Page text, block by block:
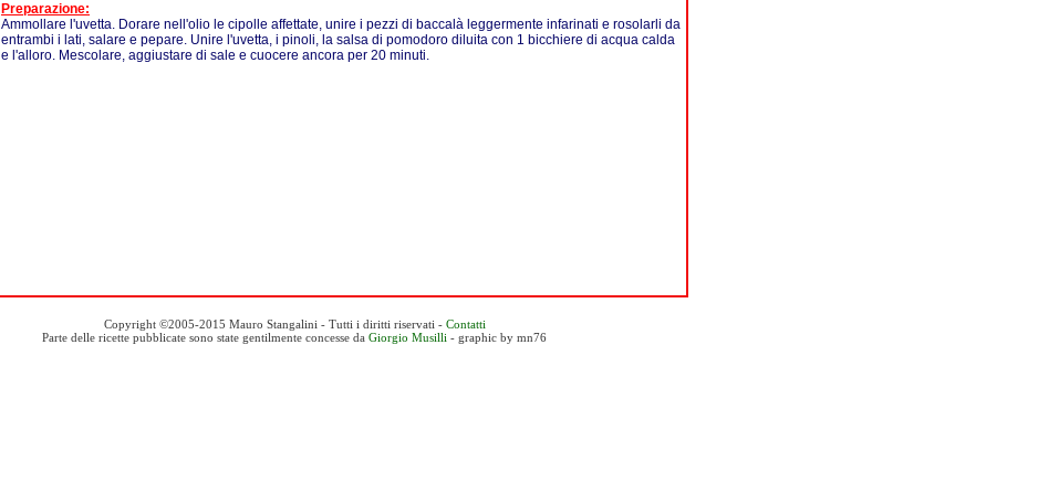
Preparazione:
Ammollare l'uvetta. Dorare nell'olio le cipolle affettate, unire i pezzi di baccalà leggermente infarinati e rosolarli da
entrambi i lati, salare e pepare. Unire l'uvetta, i pinoli, la salsa di pomodoro diluita con 1 bicchiere di acqua calda
e l'alloro. Mescolare, aggiustare di sale e cuocere ancora per 20 minuti.
Copyright ©2005-2015 Mauro Stangalini - Tutti i diritti riservati - Contatti
Parte delle ricette pubblicate sono state gentilmente concesse da Giorgio Musilli - graphic by mn76